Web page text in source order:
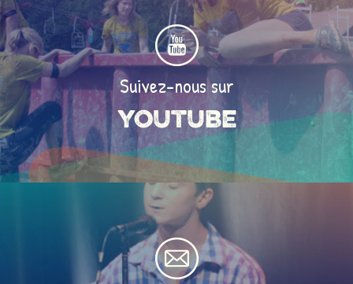
Suivez-nous sur
Youtube